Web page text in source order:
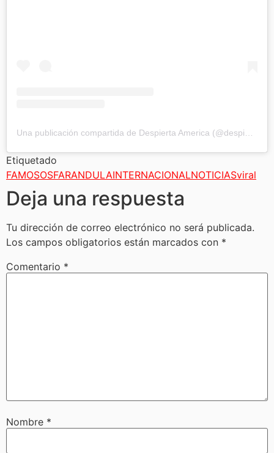
Etiquetado
FAMOSOSFARANDULAINTERNACIONALNOTICIASviral
Deja una respuesta
Tu dirección de correo electrónico no será publicada.
Los campos obligatorios están marcados con *
Comentario *
Nombre *